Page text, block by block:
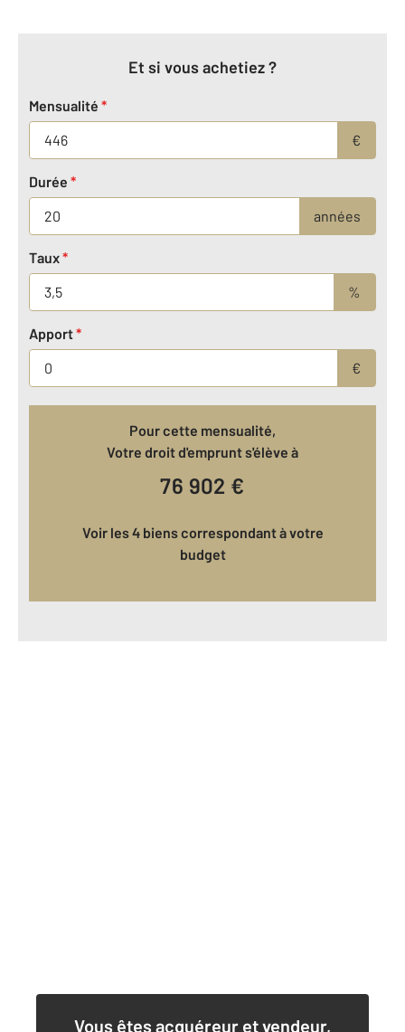
Et si vous achetiez ?
Mensualité *
€
Durée *
années
Taux*
%
Apport*
€
Pour cette mensualité,
Votre droit d'emprunt s'élève à
76 902 €
Voir les 4 biens correspondant à votre
budget
Vous êtes acquéreur et vendeur,